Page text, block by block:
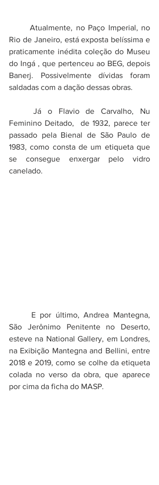
	Atualmente, no Paço Imperial, no
Rio de Janeiro, está exposta belíssima e
praticamente inédita coleção do Museu
do Ingá , que pertenceu ao BEG, depois
Banerj. Possivelmente dívidas foram
saldadas com a dação dessas obras.
Feminino Deitado,  de 1932, parece ter
passado pela Bienal de São Paulo de
1983, como consta de um etiqueta que
se consegue enxergar pelo vidro
canelado.
São Jerônimo Penitente no Deserto,
esteve na National Gallery, em Londres,
na Exibição Mantegna and Bellini, entre
2018 e 2019, como se colhe da etiqueta
colada no verso da obra, que aparece
por cima da ficha do MASP.